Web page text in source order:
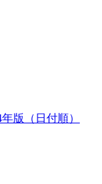
版（日付順）